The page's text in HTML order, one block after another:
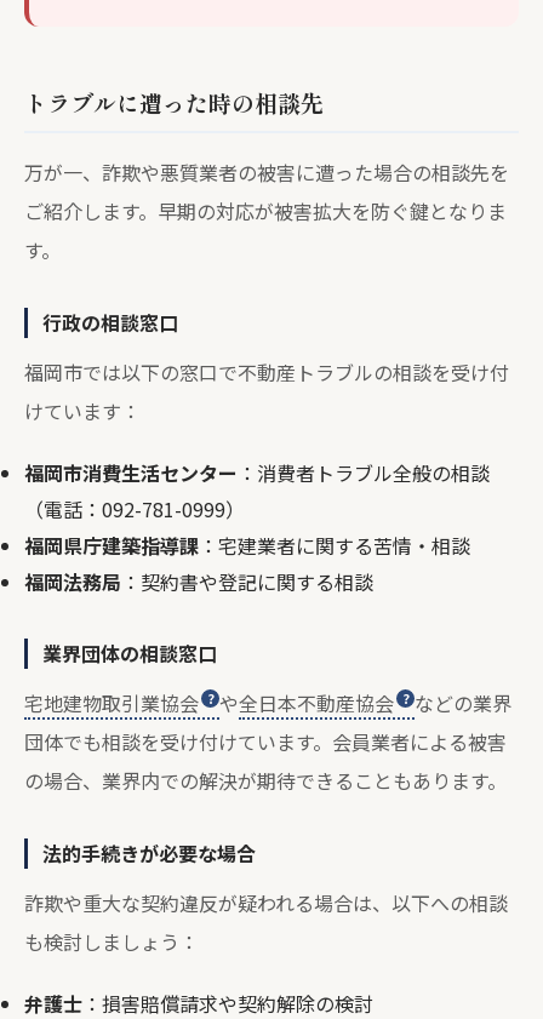
トラブルに遭った時の相談先
万が一、詐欺や悪質業者の被害に遭った場合の相談先を
ご紹介します。早期の対応が被害拡大を防ぐ鍵となりま
す。
行政の相談窓口
福岡市では以下の窓口で不動産トラブルの相談を受け付
けています：
福岡市消費生活センター ：消費者トラブル全般の相談
（電話：092-781-0999）
福岡県庁建築指導課 ：宅建業者に関する苦情・相談
福岡法務局 ：契約書や登記に関する相談
業界団体の相談窓口
宅地建物取引業協会
や全日本不動産協会
などの業界
団体でも相談を受け付けています。会員業者による被害
の場合、業界内での解決が期待できることもあります。
法的手続きが必要な場合
詐欺や重大な契約違反が疑われる場合は、以下への相談
も検討しましょう：
弁護士 ：損害賠償請求や契約解除の検討